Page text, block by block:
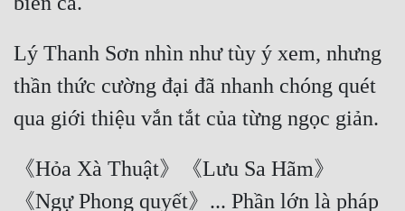
Lý Thanh Sơn nhìn như tùy ý xem, nhưng
thần thức cường đại đã nhanh chóng quét
《Hỏa Xà Thuật》《Lưu Sa Hãm》
《Ngự Phong quyết》... Phần lớn là pháp